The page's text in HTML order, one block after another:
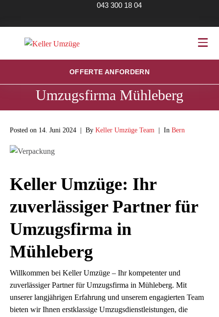
043 300 18 04
OFFERTE ANFORDERN
Umzugsfirma Mühleberg
Posted on 14. Juni 2024 By Keller Umzüge Team In Bern
Keller Umzüge: Ihr
zuverlässiger Partner für
Umzugsfirma in
Mühleberg
Willkommen bei Keller Umzüge – Ihr kompetenter und
zuverlässiger Partner für Umzugsfirma in Mühleberg. Mit
unserer langjährigen Erfahrung und unserem engagierten Team
bieten wir Ihnen erstklassige Umzugsdienstleistungen, die